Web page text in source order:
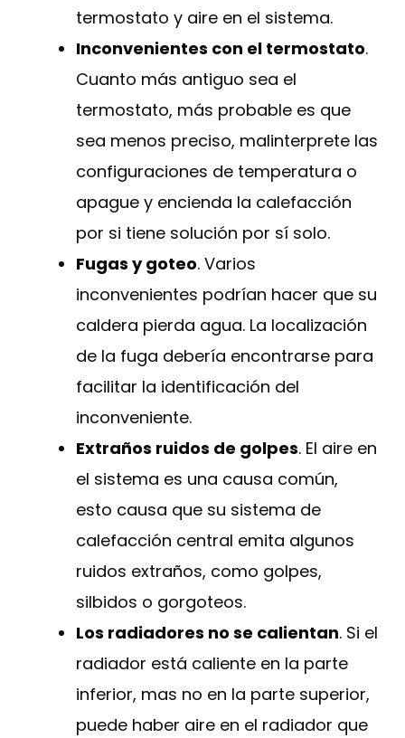
termostato y aire en el sistema.
Inconvenientes con el termostato.
Cuanto más antiguo sea el
termostato, más probable es que
sea menos preciso, malinterprete las
configuraciones de temperatura o
apague y encienda la calefacción
por si tiene solución por sí solo.
Fugas y goteo. Varios
inconvenientes podrían hacer que su
caldera pierda agua. La localización
de la fuga debería encontrarse para
facilitar la identificación del
inconveniente.
Extraños ruidos de golpes. El aire en
el sistema es una causa común,
esto causa que su sistema de
calefacción central emita algunos
ruidos extraños, como golpes,
silbidos o gorgoteos.
Los radiadores no se calientan. Si el
radiador está caliente en la parte
inferior, mas no en la parte superior,
puede haber aire en el radiador que